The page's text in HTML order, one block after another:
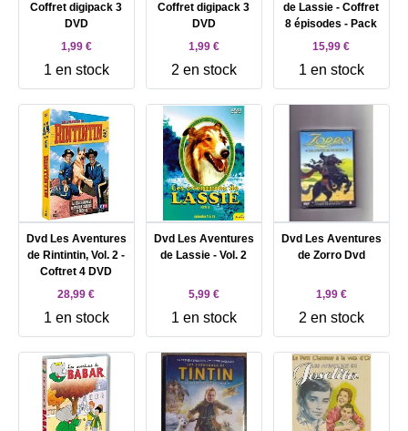
Coffret digipack 3
DVD
1,99 €
1 en stock
Coffret digipack 3
DVD
1,99 €
2 en stock
de Lassie - Coffret
8 épisodes - Pack
15,99 €
1 en stock
Dvd Les Aventures
de Rintintin, Vol. 2 -
Coftret 4 DVD
28,99 €
1 en stock
Dvd Les Aventures
de Lassie - Vol. 2
5,99 €
1 en stock
Dvd Les Aventures
de Zorro Dvd
1,99 €
2 en stock